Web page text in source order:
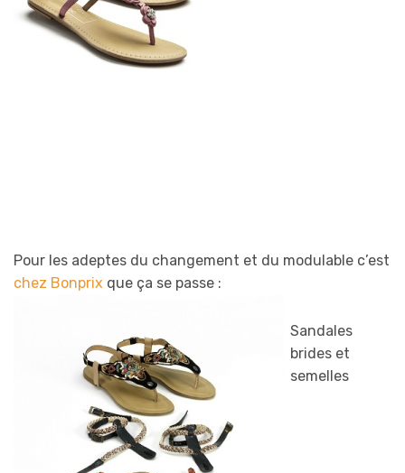
Pour les adeptes du changement et du modulable c’est
chez Bonprix que ça se passe :
Sandales
brides et
semelles